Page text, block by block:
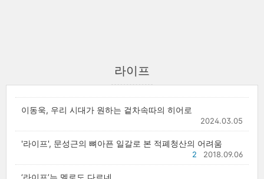
라이프
이동욱, 우리 시대가 원하는 겉차속따의 히어로
2024.03.05
'라이프', 문성근의 뼈아픈 일갈로 본 적폐청산의 어려움
2018.09.06
2
‘라이프’는 멜로도 다르네